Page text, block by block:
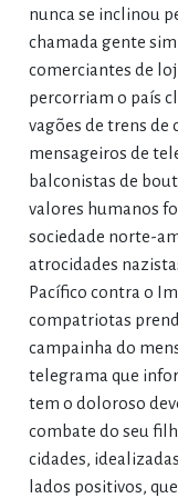
nunca se inclinou
chamada gente
comerciantes de
percorriam o país
vagões de trens de
mensageiros de
balconistas de
valores humanos
sociedade norte-
atrocidades
Pacífico contra o
compatriotas
campainha do
telegrama que
tem o doloroso
combate do seu
cidades,
lados positivos,